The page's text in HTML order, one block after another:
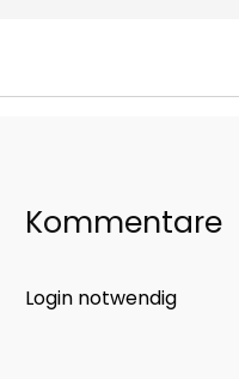
Kommentare
Login notwendig